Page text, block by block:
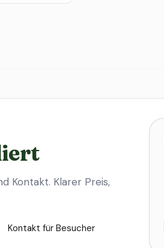
Kontakt. Klarer Preis,
Kontakt für Besucher